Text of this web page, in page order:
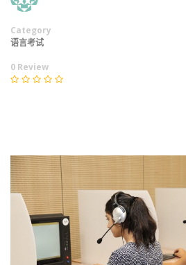
Category
语言考试
0 Review